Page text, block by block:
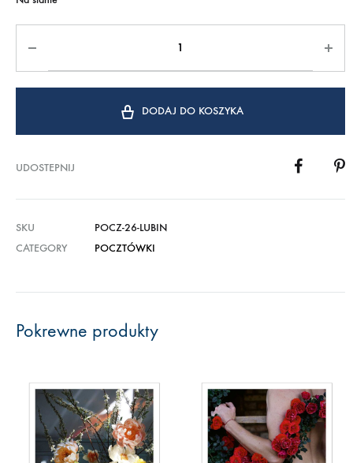
DODAJ DO KOSZYKA
UDOSTEPNIJ
SKU
POCZ-26-LUBIN
CATEGORY
POCZTÓWKI
Pokrewne produkty